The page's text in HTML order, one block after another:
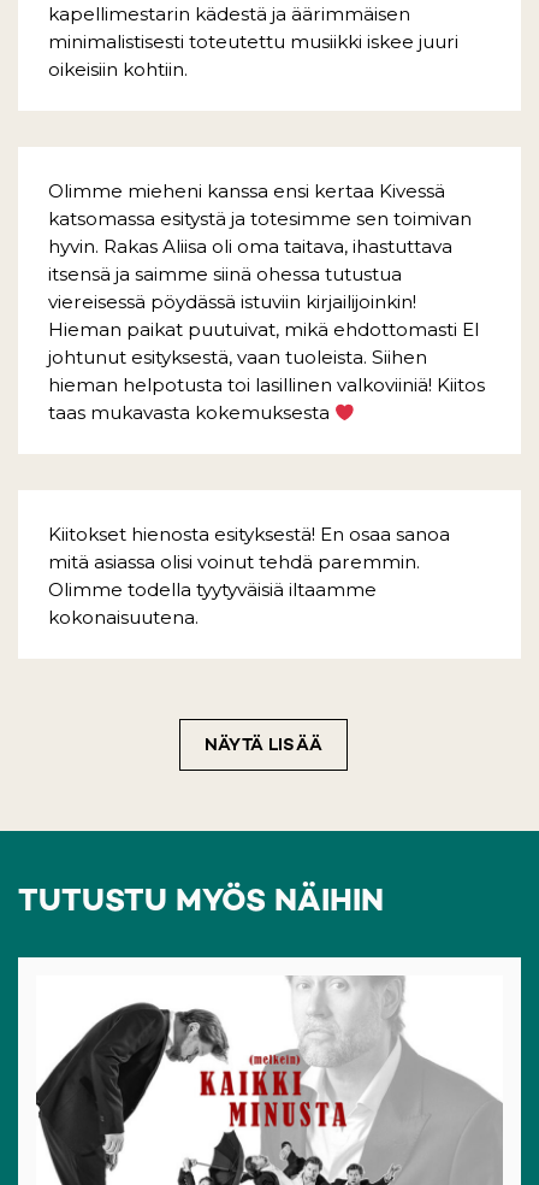
kapellimestarin kädestä ja äärimmäisen
minimalistisesti toteutettu musiikki iskee juuri
oikeisiin kohtiin.
Olimme mieheni kanssa ensi kertaa Kivessä
katsomassa esitystä ja totesimme sen toimivan
hyvin. Rakas Aliisa oli oma taitava, ihastuttava
itsensä ja saimme siinä ohessa tutustua
viereisessä pöydässä istuviin kirjailijoinkin!
Hieman paikat puutuivat, mikä ehdottomasti EI
johtunut esityksestä, vaan tuoleista. Siihen
hieman helpotusta toi lasillinen valkoviiniä! Kiitos
taas mukavasta kokemuksesta
Kiitokset hienosta esityksestä! En osaa sanoa
mitä asiassa olisi voinut tehdä paremmin.
Olimme todella tyytyväisiä iltaamme
kokonaisuutena.
NÄYTÄ LISÄÄ
TUTUSTU MYÖS NÄIHIN